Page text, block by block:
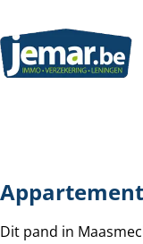
VERHUURD
Appartement
Dit pand in